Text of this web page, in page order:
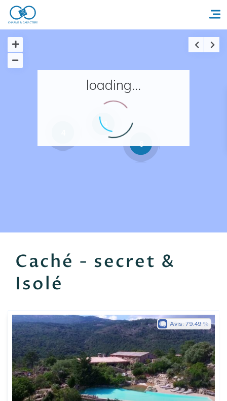
Accueil
Nos adresses en France
41
loading...
Caché - secret &
Isolé
Avis: 79.49